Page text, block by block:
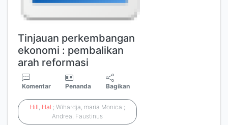
Tinjauan perkembangan
ekonomi : pembalikan
arah reformasi
Komentar Penanda Bagikan
Hill, Hal ; Wihardja, maria Monica ;
Andrea, Faustinus